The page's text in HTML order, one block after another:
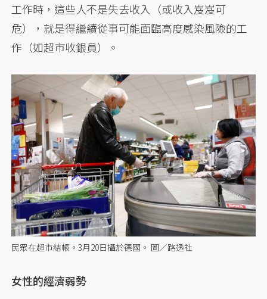
工作時，這些人不是失去收入（或收入岌岌可
危），就是得繼續從事可能面臨高度感染風險的工
作（如超市收銀員）。
民眾在超市結帳。3月20日攝於德國。 圖／路透社
女性的經濟弱勢